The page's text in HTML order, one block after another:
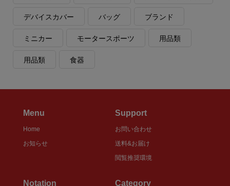
デバイスカバー バッグ ブランド
ミニカー モータースポーツ 用品類
用品類 食器
Menu
Home
お知らせ
Support
お問い合わせ
送料&お届け
閲覧推奨環境
Notation Category